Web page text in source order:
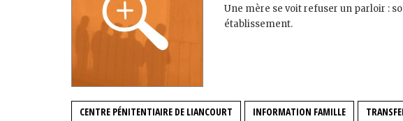
Une mère se voit refuser un parloir :
établissement.
CENTRE PÉNITENTIAIRE DE LIANCOURT INFORMATION FAMILLE